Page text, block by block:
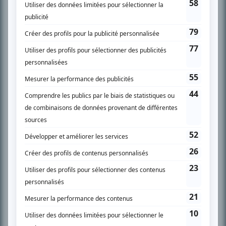
À PROPOS
Chroniqueur télé du journal Le Soleil depuis 2001, Richard Therrien carbure à
télévision» a d’abord oeuvré au magazine TV Hebdo de 1996 à 2001. Sa
spécialité: la télé québécoise. On peut l’entendre régulièrement commenter
l’actualité télévisuelle au 98,5.
En savoir plus »
SUR LE RÉSEAU BIZZ MÉDIA
PLAN DU SITE
Accueil
Liste des oeuvres
Liste des comédiens